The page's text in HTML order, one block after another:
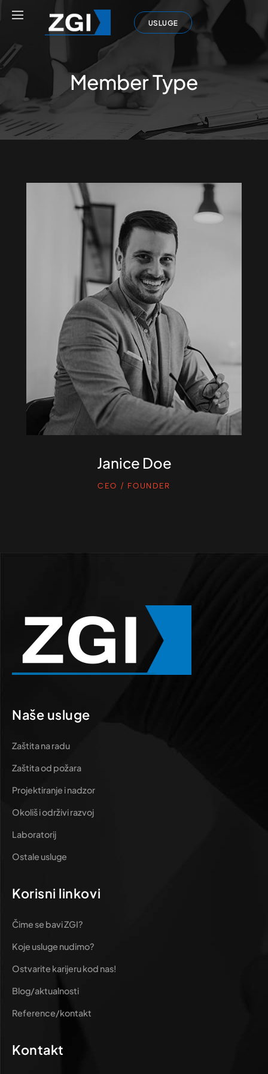
USLUGE
Member Type
Janice Doe
CEO / FOUNDER
Naše usluge
Zaštita na radu
Zaštita od požara
Projektiranje i nadzor
Okoliš i održivi razvoj
Laboratorij
Ostale usluge
Korisni linkovi
Čime se bavi ZGI?
Koje usluge nudimo?
Ostvarite karijeru kod nas!
Blog/aktualnosti
Reference/kontakt
Kontakt